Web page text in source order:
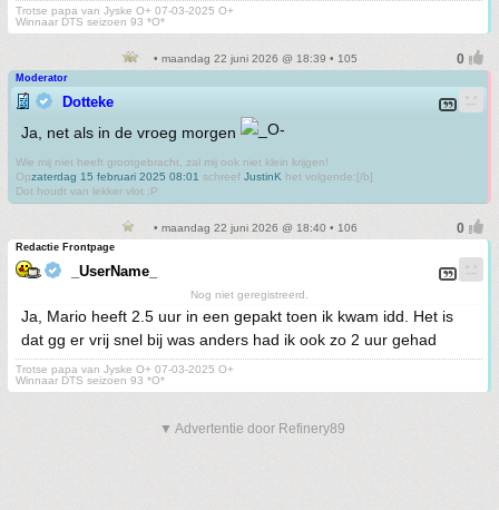
Trotse papa van Jyske O+ 07-03-2025 O+
Winnaar DTS seizoen 93 *O*
• maandag 22 juni 2026 @ 18:39 • 105
Moderator
Dotteke
Ja, net als in de vroeg morgen
Wie mij niet heeft grootgebracht, zal mij ook niet klein krijgen!
Opzaterdag 15 februari 2025 08:01 schreef JustinK het volgende:[/b]
Dot houdt van lekker vlot :P
• maandag 22 juni 2026 @ 18:40 • 106
Redactie Frontpage
_UserName_
Nog niet geregistreerd.
Ja, Mario heeft 2.5 uur in een gepakt toen ik kwam idd. Het is
dat gg er vrij snel bij was anders had ik ook zo 2 uur gehad
Trotse papa van Jyske O+ 07-03-2025 O+
Winnaar DTS seizoen 93 *O*
▼ Advertentie door Refinery89